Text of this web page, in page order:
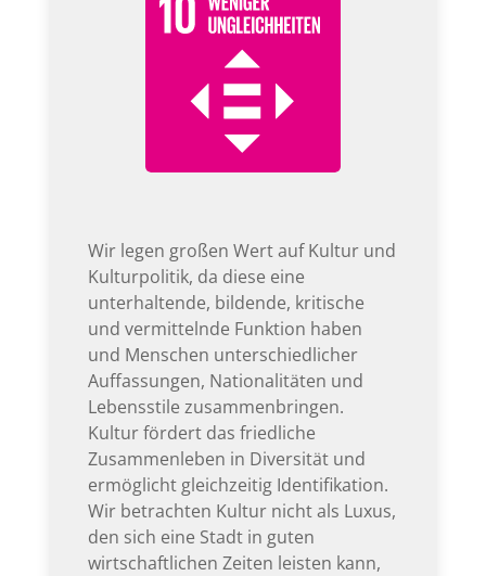
Wir legen großen Wert auf Kultur und
Kulturpolitik, da diese eine
unterhaltende, bildende, kritische
und vermittelnde Funktion haben
und Menschen unterschiedlicher
Auffassungen, Nationalitäten und
Lebensstile zusammenbringen.
Kultur fördert das friedliche
Zusammenleben in Diversität und
ermöglicht gleichzeitig Identifikation.
Wir betrachten Kultur nicht als Luxus,
den sich eine Stadt in guten
wirtschaftlichen Zeiten leisten kann,